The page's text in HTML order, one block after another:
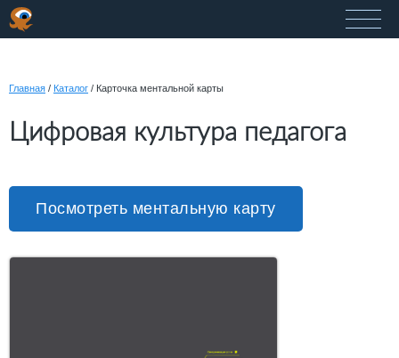
Главная / Каталог / Карточка ментальной карты
Цифровая культура педагога
Посмотреть ментальную карту